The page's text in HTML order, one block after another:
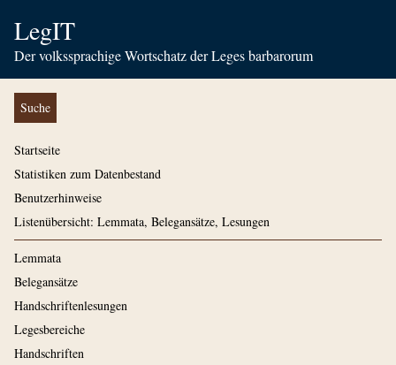
LegIT
Der volkssprachige Wortschatz der Leges barbarorum
Suche
Startseite
Statistiken zum Datenbestand
Benutzerhinweise
Listenübersicht: Lemmata, Belegansätze, Lesungen
Lemmata
Belegansätze
Handschriftenlesungen
Legesbereiche
Handschriften